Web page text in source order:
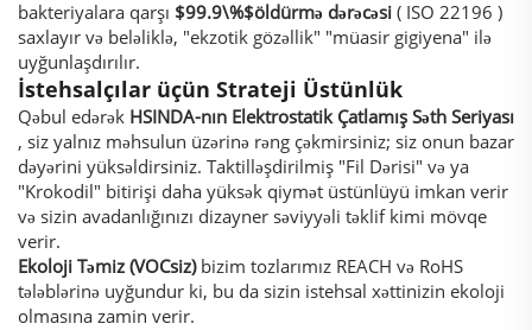
bakteriyalara qarşı $99.9\%$öldürmə dərəcəsi ( ISO 22196 )
saxlayır və beləliklə, "ekzotik gözəllik" "müasir gigiyena" ilə
uyğunlaşdırılır.
İstehsalçılar üçün Strateji Üstünlük
Qəbul edərək HSINDA-nın Elektrostatik Çatlamış Səth Seriyası
, siz yalnız məhsulun üzərinə rəng çəkmirsiniz; siz onun bazar
dəyərini yüksəldirsiniz. Taktilləşdirilmiş "Fil Dərisi" və ya
"Krokodil" bitirişi daha yüksək qiymət üstünlüyü imkan verir
və sizin avadanlığınızı dizayner səviyyəli təklif kimi mövqe
verir.
Ekoloji Təmiz (VOCsiz) bizim tozlarımız REACH və RoHS
tələblərinə uyğundur ki, bu da sizin istehsal xəttinizin ekoloji
olmasına zamin verir.